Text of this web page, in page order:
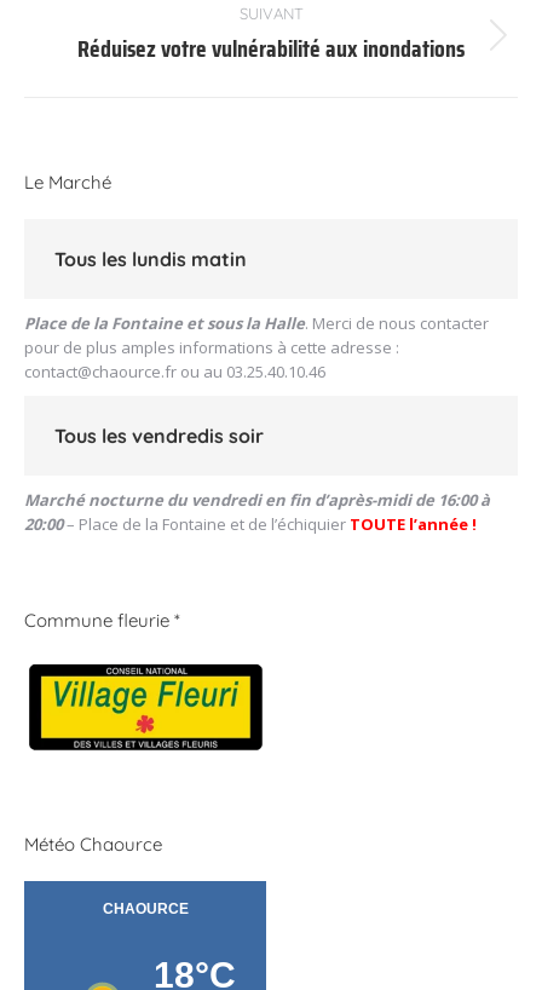
:
SUIVANT
Article
Réduisez votre vulnérabilité aux inondations
Le Marché
Tous les lundis matin
Place de la Fontaine et sous la Halle. Merci de nous contacter
pour de plus amples informations à cette adresse :
contact@chaource.fr ou au 03.25.40.10.46
Tous les vendredis soir
Marché nocturne du vendredi en fin d’après-midi de 16:00 à
20:00– Place de la Fontaine et de l’échiquier TOUTE l’année !
Commune fleurie *
Météo Chaource